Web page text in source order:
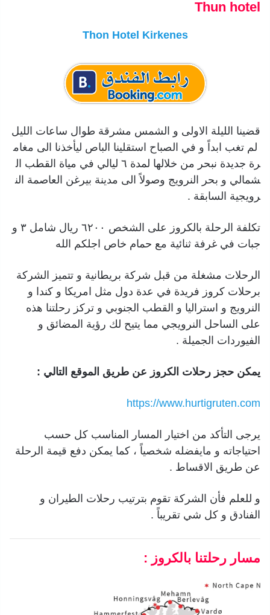
Thun hotel
Thon Hotel Kirkenes
قضينا الليلة الاولى و الشمس مشرقة طوال ساعات الليل
لم تغب ابداً و في الصباح استقلينا الباص ليأخذنا الى مغام
رة جديدة نبحر من خلالها لمدة ٦ ليالي في مياة القطب ال
شمالي و بحر النرويج وصولاً الى مدينة بيرغن العاصمة الن
رويجية السابقة .
تكلفة الرحلة بالكروز على الشخص ٦٢٠٠ ريال شامل ٣ و
جبات في غرفة ثنائية مع حمام خاص اجلكم الله
الرحلات مشغلة من قبل شركة بريطانية و تتميز الشركة
برحلات كروز فريدة في عدة دول مثل امريكا و كندا و
النرويج و استراليا و القطب الجنوبي و تركز رحلتنا هذه
على الساحل النرويجي مما يتيح لك رؤية المضائق و
الفيوردات الجميلة .
يمكن حجز رحلات الكروز عن طريق الموقع التالي :
https://www.hurtigruten.com
يرجى التأكد من اختيار المسار المناسب كل حسب
احتياجاته و مايفضله شخصياً ، كما يمكن دفع قيمة الرحلة
عن طريق الاقساط .
و للعلم فأن الشركة تقوم بترتيب رحلات الطيران و
الفنادق و كل شي تقريباً .
مسار رحلتنا بالكروز :